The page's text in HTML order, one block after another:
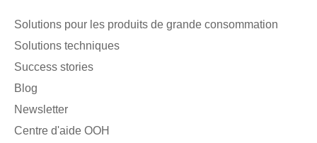
Solutions pour les produits de grande consommation
Solutions techniques
Success stories
Blog
Newsletter
Centre d'aide OOH